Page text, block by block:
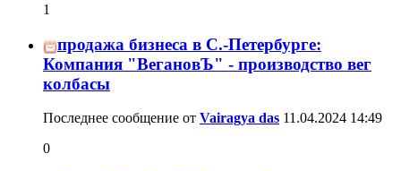
1
продажа бизнеса в С.-Петербурге:
Компания "ВегановЪ" - производство вег
колбасы
Последнее сообщение от Vairagya das 11.04.2024 14:49
0